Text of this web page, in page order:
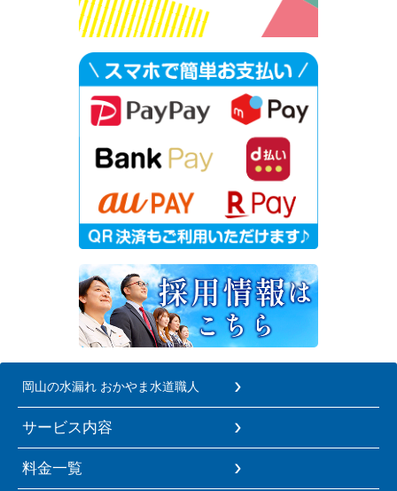
岡山の水漏れ おかやま水道職人
サービス内容
料金一覧